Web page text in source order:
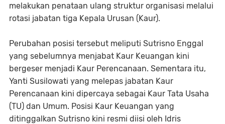
melakukan penataan ulang struktur organisasi melalui
rotasi jabatan tiga Kepala Urusan (Kaur).
Perubahan posisi tersebut meliputi Sutrisno Enggal
yang sebelumnya menjabat Kaur Keuangan kini
bergeser menjadi Kaur Perencanaan. Sementara itu,
Yanti Susilowati yang melepas jabatan Kaur
Perencanaan kini dipercaya sebagai Kaur Tata Usaha
(TU) dan Umum. Posisi Kaur Keuangan yang
ditinggalkan Sutrisno kini resmi diisi oleh Idris